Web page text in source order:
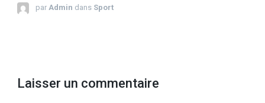
par Admin dans Sport
Laisser un commentaire